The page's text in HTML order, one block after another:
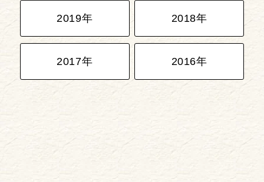
2019年 2018年
2017年 2016年